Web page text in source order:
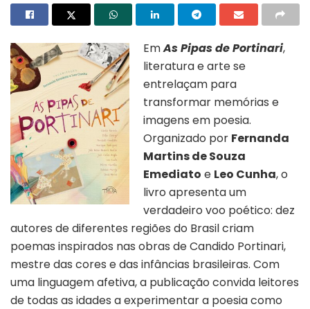
EmAs Pipas de Portinari,
literatura e arte se
entrelaçam para
transformar memórias e
imagens em poesia.
Organizado por Fernanda
Martins de Souza
Emediato e Leo Cunha, o
livro apresenta um
verdadeiro voo poético: dez
autores de diferentes regiões do Brasil criam
poemas inspirados nas obras de Candido Portinari,
mestre das cores e das infâncias brasileiras. Com
uma linguagem afetiva, a publicação convida leitores
de todas as idades a experimentar a poesia como